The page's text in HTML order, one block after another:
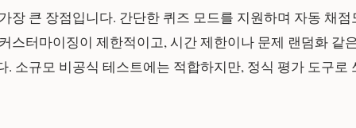
장 큰 장점입니다. 간단한 퀴즈 모드를 지원하며 자동 채
스터마이징이 제한적이고, 시간 제한이나 문제 랜덤화 같
. 소규모 비공식 테스트에는 적합하지만, 정식 평가 도구로